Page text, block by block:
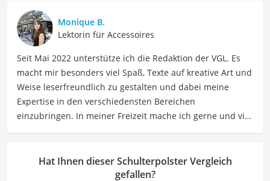
teilen. Meine Beiträge umfassen Modetrends,
Stylingtipps, Produktbewertungen und Modeinspirationen
für verschiedene Anlässe.
Der Schulterpolster-Vergleich ist aus unserer Sicht
besonders empfehlenswert für Sportlerund
Businessleute.
Monique B.
Lektorin für Accessoires
Seit Mai 2022 unterstütze ich die Redaktion der VGL. Es
macht mir besonders viel Spaß, Texte auf kreative Art und
Weise leserfreundlich zu gestalten und dabei meine
Expertise in den verschiedensten Bereichen
einzubringen. In meiner Freizeit mache ich gerne und viel
Klarheit, Verständlichkeit und stilistische Korrektheit zu
überprüfen. Mein Ziel ist es dabei, die Qualität und den
Hat Ihnen dieser Schulterpolster Vergleich
gefallen?